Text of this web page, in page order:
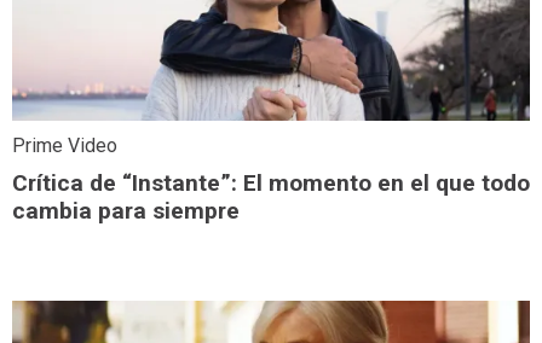
Prime Video
Crítica de “Instante”: El momento en el que todo
cambia para siempre